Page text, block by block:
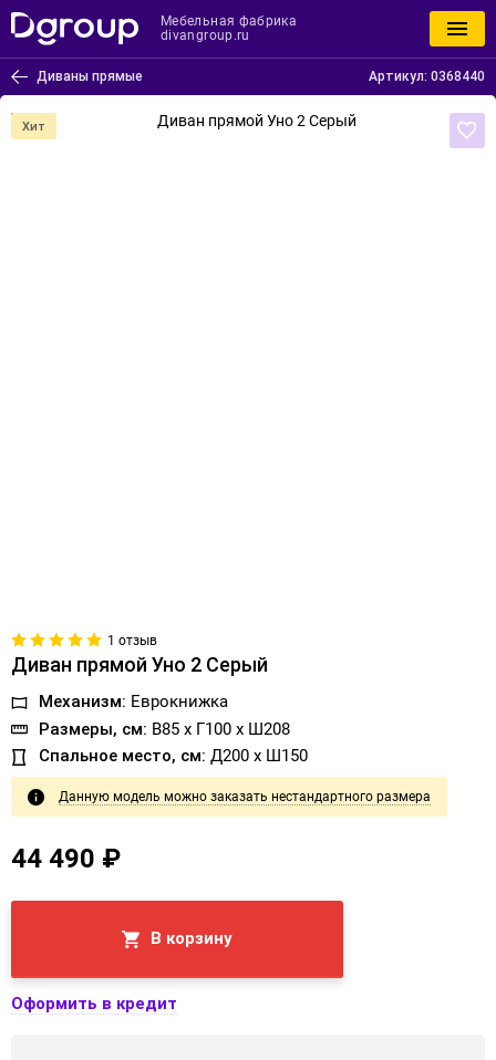
Мебельная фабрика
divangroup.ru
Диваны прямые Артикул: 0368440
Хит
1 отзыв
Диван прямой Уно 2 Серый
Механизм: Еврокнижка
Размеры, см: В85 x Г100 x Ш208
Спальное место, см: Д200 x Ш150
Данную модель можно заказать нестандартного размера
44 490 ₽
В корзину
Оформить в кредит